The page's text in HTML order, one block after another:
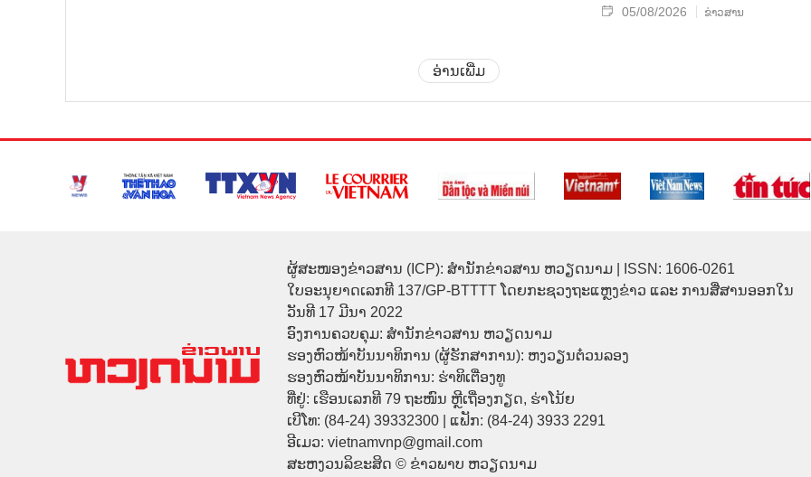
05/08/2026 ຂ່າວສານ
ອ່ານເພີ່ມ
ຜູ້ສະໜອງຂ່າວສານ (ICP): ສຳນັກຂ່າວສານ ຫວຽດນາມ | ISSN: 1606-0261
ໃບອະນຸຍາດເລກທີ 137/GP-BTTTT ໂດຍກະຊວງຖະແຫຼງຂ່າວ ແລະ ການສື່ສານອອກໃນ
ວັນທີ 17 ມີນາ 2022
ອົງການຄວບຄຸມ: ສຳນັກຂ່າວສານ ຫວຽດນາມ
ຮອງຫົວໜ້າບັນນາທິການ (ຜູ້ຮັກສາການ): ຫງວຽນຕ໋ວນລອງ
ຮອງຫົວໜ້າບັນນາທິການ: ຮ່າທິເຕື່ອງທູ
ທີ່ຢູ່: ເຮືອນເລກທີ 79 ຖະໜົນ ຫຼີເຖື່ອງກຽດ, ຮ່າໂນ້ຍ
ເບີໂທ: (84-24) 39332300 | ແຟັກ: (84-24) 3933 2291
ອີເມວ: vietnamvnp@gmail.com
ສະຫງວນລິຂະສິດ © ຂ່າວພາບ ຫວຽດນາມ